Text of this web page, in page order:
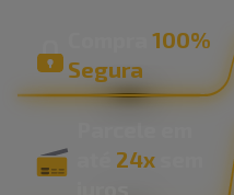
100%
Segura
24x